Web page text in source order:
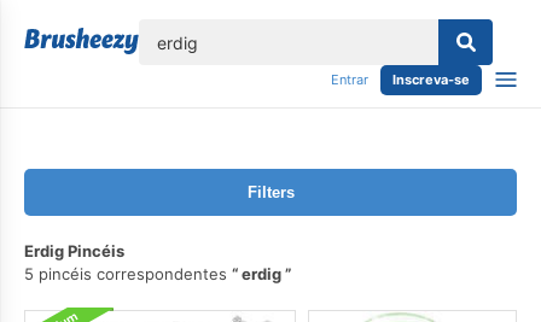
Entrar Inscreva-se
Filters
Erdig Pincéis
5 pincéis correspondentes
erdig